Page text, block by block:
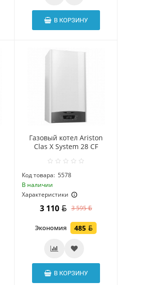
В КОРЗИНУ
Газовый котел Ariston
Clas X System 28 CF
Код товара: 5578
В наличии
Характеристики
3 110 3 595
Экономия 485
В КОРЗИНУ